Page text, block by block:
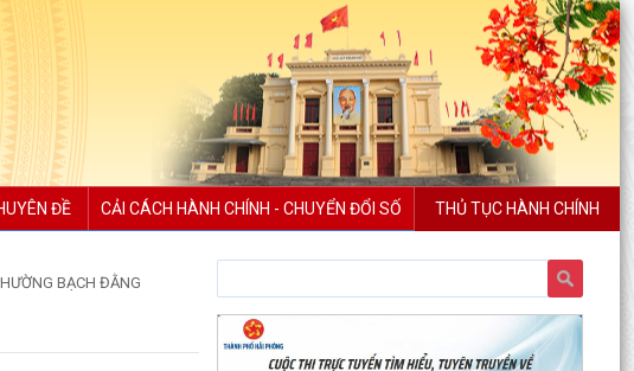
ĐỀ CẢI CÁCH HÀNH CHÍNH - CHUYỂN ĐỔI SỐ THỦ TỤC HÀNH CHÍNH
BẠCH ĐẰNG